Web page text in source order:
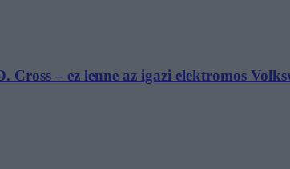
Cross – ez lenne az igazi elektromos